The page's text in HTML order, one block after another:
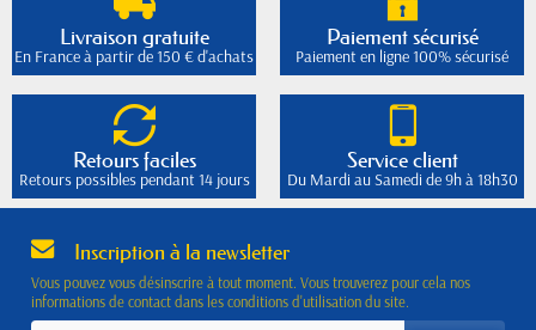
Livraison gratuite
En France à partir de 150 € d'achats
Paiement sécurisé
Paiement en ligne 100% sécurisé
Retours faciles
Retours possibles pendant 14 jours
Service client
Du Mardi au Samedi de 9h à 18h30
Inscription à la newsletter
Vous pouvez vous désinscrire à tout moment. Vous trouverez pour cela nos
informations de contact dans les conditions d'utilisation du site.